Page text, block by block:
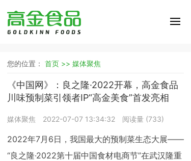
您的位置： 首页 >> 媒体聚焦
《中国网》：良之隆·2022开幕，高金食品
川味预制菜引领者IP“高金美食”首发亮相
媒体聚焦 2022-07-07 13:34:32 阅读量 (733)
2022年7月6日，我国最大的预制菜生态大展——
“良之隆·2022第十届中国食材电商节”在武汉隆重